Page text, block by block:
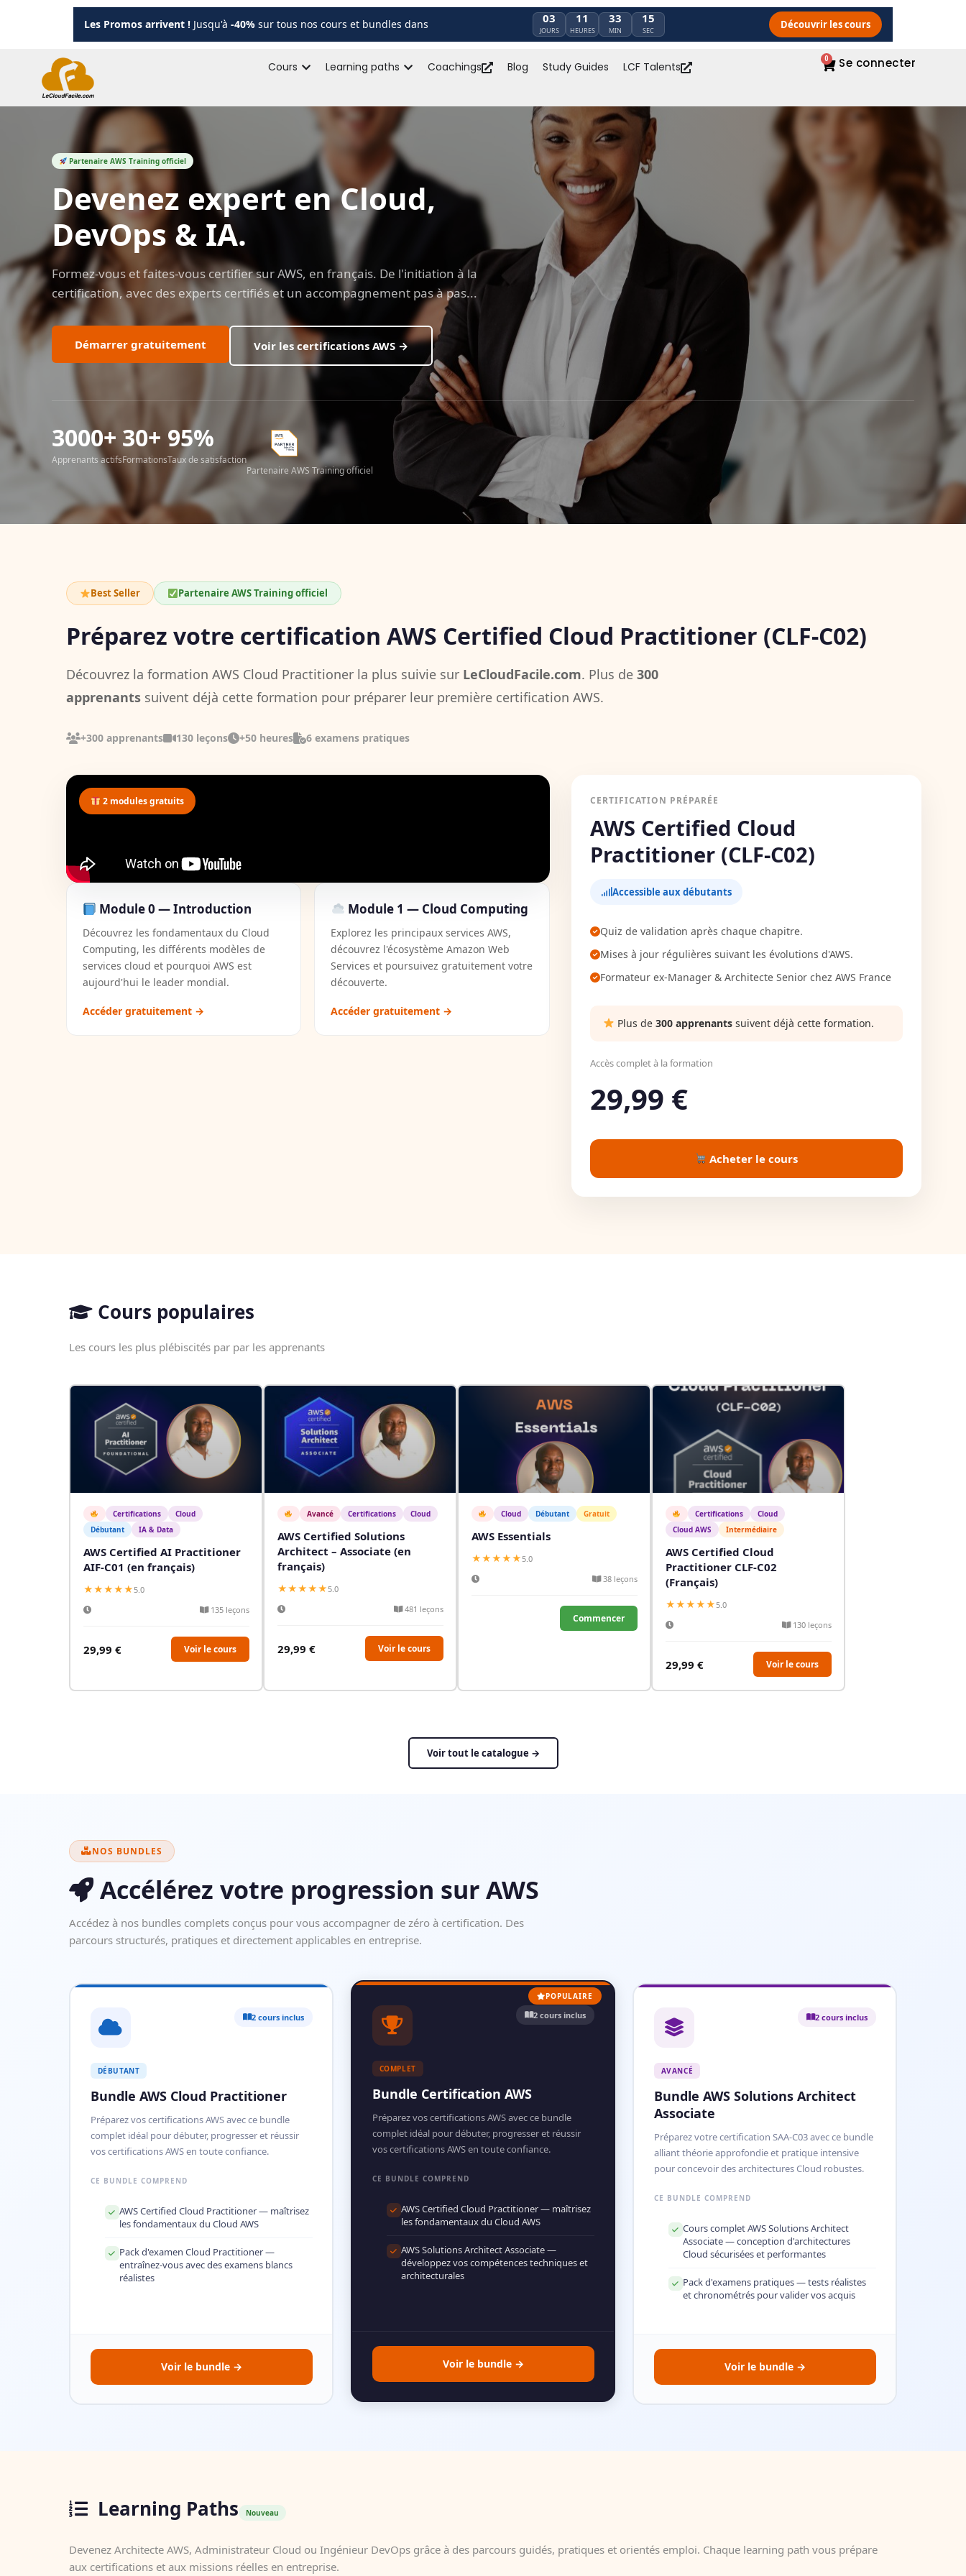
Les Promos arrivent ! Jusqu'à -40% sur tous nos cours et bundles dans 03
JOURS
11
HEURES
33
MIN
13
SEC Découvrir les cours
Cours Learning paths Coachings Blog Study Guides LCF Talents
0 Se connecter
Partenaire AWS Training officiel
Devenez expert en Cloud,
DevOps & IA.
Formez-vous et faites-vous certifier sur AWS, en français. De l'initiation à la
certification, avec des experts certifiés et un accompagnement pas à pas...
Démarrer gratuitement Voir les certifications AWS →
3000+
Apprenants actifs
30+
Formations
95%
Taux de satisfaction
Partenaire AWS Training officiel
Best Seller Partenaire AWS Training officiel
Préparez votre certification AWS Certified Cloud Practitioner (CLF-C02)
Découvrez la formation AWS Cloud Practitioner la plus suivie sur LeCloudFacile.com. Plus de 300
apprenants suivent déjà cette formation pour préparer leur première certification AWS.
+300 apprenants 130 leçons +50 heures 6 examens pratiques
2 modules gratuits
Module 0 — Introduction
Découvrez les fondamentaux du Cloud
Computing, les différents modèles de
services cloud et pourquoi AWS est
aujourd'hui le leader mondial.
Accéder gratuitement →
Module 1 — Cloud Computing
Explorez les principaux services AWS,
découvrez l'écosystème Amazon Web
Services et poursuivez gratuitement votre
découverte.
Accéder gratuitement →
CERTIFICATION PRÉPARÉE
AWS Certified Cloud
Practitioner (CLF-C02)
Accessible aux débutants
Quiz de validation après chaque chapitre.
Mises à jour régulières suivant les évolutions d'AWS.
Formateur ex-Manager & Architecte Senior chez AWS France
Plus de 300 apprenantssuivent déjà cette formation.
Accès complet à la formation
29,99 €
Acheter le cours
Cours populaires
Les cours les plus plébiscités par par les apprenants
Certifications
Cloud
Débutant
IA & Data
AWS Certified AI Practitioner
AIF-C01 (en français)
★★★★★ 5.0
135 leçons
29,99 € Voir le cours
Avancé Certifications Cloud
AWS Certified Solutions
Architect – Associate (en
français)
★★★★★ 5.0
481 leçons
29,99 € Voir le cours
Cloud Débutant Gratuit
AWS Essentials
★★★★★ 5.0
38 leçons
Commencer
Certifications
Cloud
Cloud AWS
Intermédiaire
AWS Certified Cloud
Practitioner CLF-C02
(Français)
★★★★★ 5.0
130 leçons
29,99 € Voir le cours
Voir tout le catalogue →
NOS BUNDLES
Accélérez votre progression sur AWS
Accédez à nos bundles complets conçus pour vous accompagner de zéro à certification. Des
parcours structurés, pratiques et directement applicables en entreprise.
2 cours inclus
DÉBUTANT
Bundle AWS Cloud Practitioner
Préparez vos certifications AWS avec ce bundle
complet idéal pour débuter, progresser et réussir
vos certifications AWS en toute confiance.
CE BUNDLE COMPREND
AWS Certified Cloud Practitioner — maîtrisez
les fondamentaux du Cloud AWS
Pack d'examen Cloud Practitioner —
entraînez-vous avec des examens blancs
réalistes
Voir le bundle
POPULAIRE
2 cours inclus
COMPLET
Bundle Certification AWS
Préparez vos certifications AWS avec ce bundle
complet idéal pour débuter, progresser et réussir
vos certifications AWS en toute confiance.
CE BUNDLE COMPREND
AWS Certified Cloud Practitioner — maîtrisez
les fondamentaux du Cloud AWS
AWS Solutions Architect Associate —
développez vos compétences techniques et
architecturales
Voir le bundle
2 cours inclus
AVANCÉ
Bundle AWS Solutions Architect
Associate
Préparez votre certification SAA-C03 avec ce bundle
alliant théorie approfondie et pratique intensive
pour concevoir des architectures Cloud robustes.
CE BUNDLE COMPREND
Cours complet AWS Solutions Architect
Associate — conception d'architectures
Cloud sécurisées et performantes
Pack d'examens pratiques — tests réalistes
et chronométrés pour valider vos acquis
Voir le bundle
Learning Paths Nouveau
Devenez Architecte AWS, Administrateur Cloud ou Ingénieur DevOps grâce à des parcours guidés, pratiques et orientés emploi. Chaque learning path vous prépare
aux certifications et aux missions réelles en entreprise.